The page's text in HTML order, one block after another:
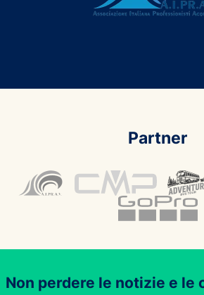
Partner
Non perdere le notizie e le